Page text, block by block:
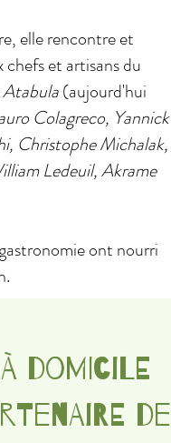
elle rencontre et
et artisans du
Atabula(aujourd'hui
Colagreco, Yannick
Christophe Michalak,
Ledeuil, Akrame
ont nourri
domicile
de